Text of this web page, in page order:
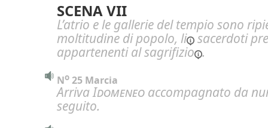
SCENA VII
L’atrio e le gallerie del tempio sono
moltitudine di popolo, li
sacerdoti
appartenenti alsagrifizio .
No 25 Marcia
ArrivaIdomeneo accompagnato da
seguito.